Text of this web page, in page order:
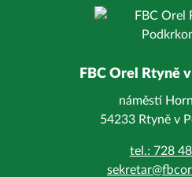
FBC Orel Rtyně
náměstí
54233 Rtyně v
tel.: 728